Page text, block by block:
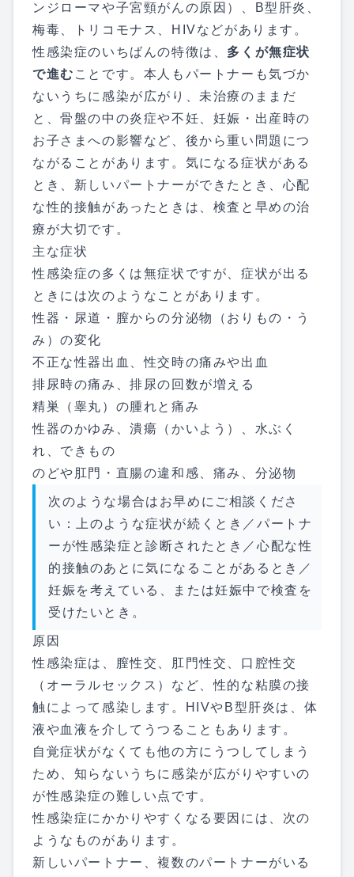
ンジローマや子宮頸がんの原因）、B型肝炎、
梅毒、トリコモナス、HIVなどがあります。
性感染症のいちばんの特徴は、 多くが無症状
で進む ことです。本人もパートナーも気づか
ないうちに感染が広がり、未治療のままだ
と、骨盤の中の炎症や不妊、妊娠・出産時の
お子さまへの影響など、後から重い問題につ
ながることがあります。気になる症状がある
とき、新しいパートナーができたとき、心配
な性的接触があったときは、検査と早めの治
療が大切です。
主な症状
性感染症の多くは無症状ですが、症状が出る
ときには次のようなことがあります。
性器・尿道・膣からの分泌物（おりもの・う
み）の変化
不正な性器出血、性交時の痛みや出血
排尿時の痛み、排尿の回数が増える
精巣（睾丸）の腫れと痛み
性器のかゆみ、潰瘍（かいよう）、水ぶく
れ、できもの
のどや肛門・直腸の違和感、痛み、分泌物
次のような場合はお早めにご相談くださ
い：上のような症状が続くとき／パートナ
ーが性感染症と診断されたとき／心配な性
的接触のあとに気になることがあるとき／
妊娠を考えている、または妊娠中で検査を
受けたいとき。
原因
性感染症は、膣性交、肛門性交、口腔性交
（オーラルセックス）など、性的な粘膜の接
触によって感染します。HIVやB型肝炎は、体
液や血液を介してうつることもあります。
自覚症状がなくても他の方にうつしてしまう
ため、知らないうちに感染が広がりやすいの
が性感染症の難しい点です。
性感染症にかかりやすくなる要因には、次の
ようなものがあります。
新しいパートナー、複数のパートナーがいる